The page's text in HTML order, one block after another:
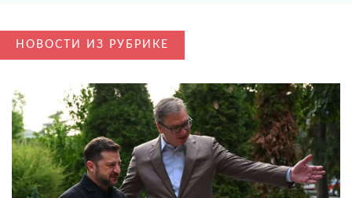
НОВОСТИ ИЗ РУБРИКЕ